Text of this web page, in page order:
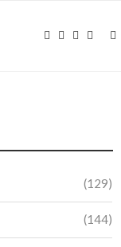
(129)
(144)